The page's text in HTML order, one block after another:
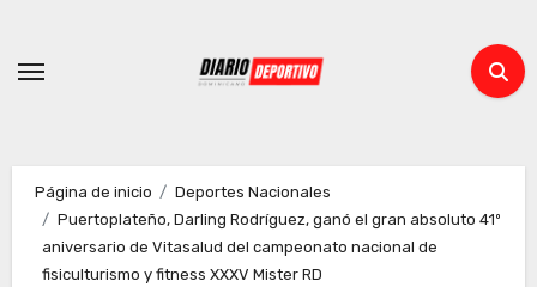
contenido
Página de inicio
Deportes Nacionales
Puertoplateño, Darling Rodríguez, ganó el gran absoluto 41º
aniversario de Vitasalud del campeonato nacional de
fisiculturismo y fitness XXXV Mister RD